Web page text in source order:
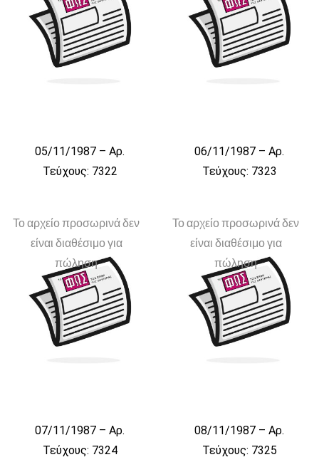
05/11/1987 – Αρ.
Τεύχους: 7322
06/11/1987 – Αρ.
Τεύχους: 7323
Το αρχείο προσωρινά δεν
είναι διαθέσιμο για
πώληση
07/11/1987 – Αρ.
Τεύχους: 7324
Το αρχείο προσωρινά δεν
είναι διαθέσιμο για
πώληση
08/11/1987 – Αρ.
Τεύχους: 7325